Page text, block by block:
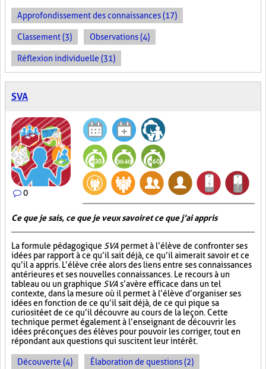
Approfondissement des connaissances (17)
Classement (3) Observations (4)
Réflexion individuelle (31)
SVA
0
Ce que je sais, ce que je veux savoir et ce que j’ai appris
La formule pédagogique SVA permet à l’élève de confronter ses
idées par rapport à ce qu’il sait déjà, ce qu’il aimerait savoir et ce
qu’il a appris. L’élève crée alors des liens entre ses connaissances
antérieures et ses nouvelles connaissances. Le recours à un
tableau ou un graphique SVA s’avère efficace dans un tel
contexte, dans la mesure où il permet à l’élève d’organiser ses
idées en fonction de ce qu’il sait déjà, de ce qui pique sa
curiosité et de ce qu’il découvre au cours de la leçon. Cette
technique permet également à l’enseignant de découvrir les
idées préconçues des élèves pour pouvoir les corriger, tout en
répondant aux questions qui suscitent leur intérêt.
Découverte (4) Élaboration de questions (2)